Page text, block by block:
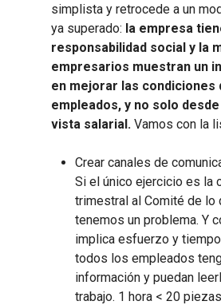
simplista y retrocede a un
ya superado: la empresa
responsabilidad social y la
empresarios muestran un
en mejorar las condiciones
empleados, y no solo
vista salarial. Vamos con la
Crear canales de
Si el único ejercicio es la
trimestral al Comité de lo
tenemos un problema. Y
implica esfuerzo y
todos los empleados
información y puedan
trabajo. 1 hora < 20